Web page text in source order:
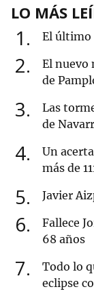
LO MÁS
1 El último
2
El nuevo
de
3
Las
de
4
Un
más de
5 Javier
6
Fallece
68 años
7
Todo lo
eclipse